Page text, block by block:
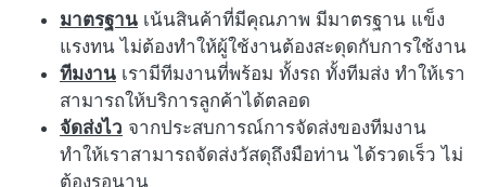
มาตรฐาน เน้นสินค้าที่มีคุณภาพ มีมาตรฐาน แข็ง
แรงทน ไม่ต้องทำให้ผู้ใช้งานต้องสะดุดกับการใช้งาน
ทีมงาน เรามีทีมงานที่พร้อม ทั้งรถ ทั้งทีมส่ง ทำให้เรา
สามารถให้บริการลูกค้าได้ตลอด
จัดส่งไว จากประสบการณ์การจัดส่งของทีมงาน
ทำให้เราสามารถจัดส่งวัสดุถึงมือท่าน ได้รวดเร็ว ไม่
ต้องรอนาน